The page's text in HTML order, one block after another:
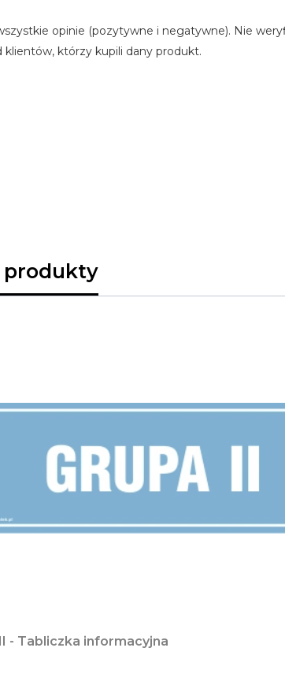
opinie (pozytywne i negatywne). Nie
klientów, którzy kupili dany produkt.
produkty
- Tabliczka informacyjna